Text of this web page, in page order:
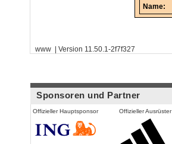
Name:
www | Version 11.50.1-2f7f327
Sponsoren und Partner
Offizieller Hauptsponsor Offizieller Ausrüster